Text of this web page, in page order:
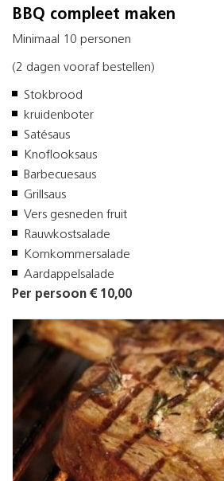
BBQ compleet maken
Minimaal 10 personen
(2 dagen vooraf bestellen)
Stokbrood
kruidenboter
Satésaus
Knoflooksaus
Barbecuesaus
Grillsaus
Vers gesneden fruit
Rauwkostsalade
Komkommersalade
Aardappelsalade
Per persoon € 10,00